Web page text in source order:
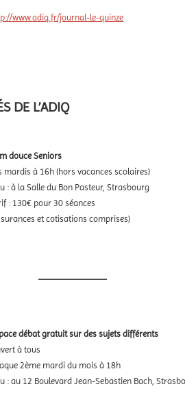
www.adiq.fr/journal-le-quinze
DE L’ADIQ
douce Seniors
mardis à 16h (hors vacances scolaires)
: à la Salle du Bon Pasteur, Strasbourg
: 130€ pour 30 séances
et cotisations comprises)
débat gratuit sur des sujets différents
à tous
2ème mardi du mois à 18h
: au 12 Boulevard Jean-Sebastien Bach,